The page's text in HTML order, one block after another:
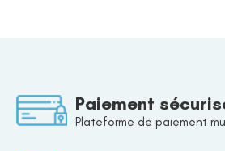
Paiement
Plateforme de paiement